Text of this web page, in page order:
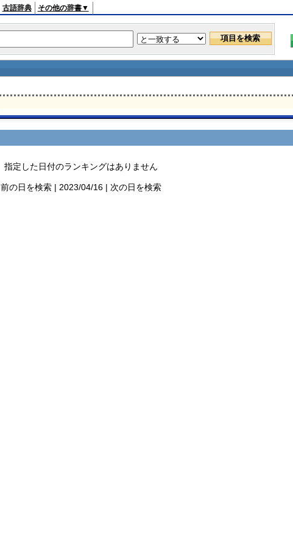
古語辞典 その他の辞書▼
指定した日付のランキングはありません
前の日を検索 | 2023/04/16 | 次の日を検索